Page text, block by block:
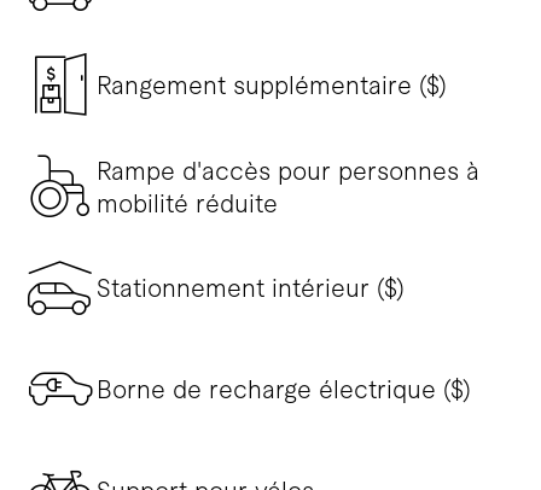
Rangement supplémentaire ($)
Rampe d'accès pour personnes à
mobilité réduite
Stationnement intérieur ($)
Borne de recharge électrique ($)